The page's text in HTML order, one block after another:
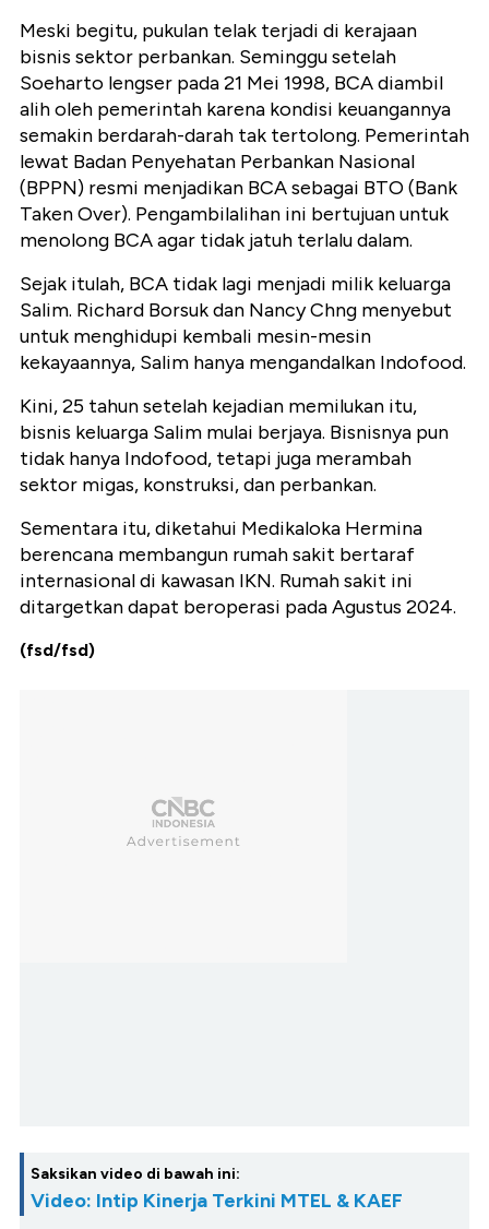
Meski begitu, pukulan telak terjadi di kerajaan
bisnis sektor perbankan. Seminggu setelah
Soeharto lengser pada 21 Mei 1998, BCA diambil
alih oleh pemerintah karena kondisi keuangannya
semakin berdarah-darah tak tertolong. Pemerintah
lewat Badan Penyehatan Perbankan Nasional
(BPPN) resmi menjadikan BCA sebagai BTO (Bank
Taken Over). Pengambilalihan ini bertujuan untuk
menolong BCA agar tidak jatuh terlalu dalam.
Sejak itulah, BCA tidak lagi menjadi milik keluarga
Salim. Richard Borsuk dan Nancy Chng menyebut
untuk menghidupi kembali mesin-mesin
kekayaannya, Salim hanya mengandalkan Indofood.
Kini, 25 tahun setelah kejadian memilukan itu,
bisnis keluarga Salim mulai berjaya. Bisnisnya pun
tidak hanya Indofood, tetapi juga merambah
sektor migas, konstruksi, dan perbankan.
Sementara itu, diketahui Medikaloka Hermina
berencana membangun rumah sakit bertaraf
internasional di kawasan IKN. Rumah sakit ini
ditargetkan dapat beroperasi pada Agustus 2024.
(fsd/fsd)
Saksikan video di bawah ini:
Video: Intip Kinerja Terkini MTEL & KAEF